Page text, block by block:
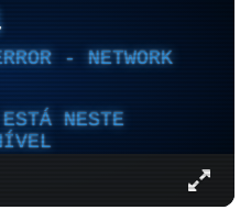
- NETWORK
NESTE